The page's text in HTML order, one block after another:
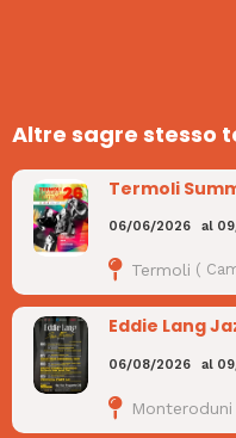
Altre sagre stesso
Termoli
06/06/2026 al
Termoli (
Eddie Lang
06/08/2026 al
Monteroduni